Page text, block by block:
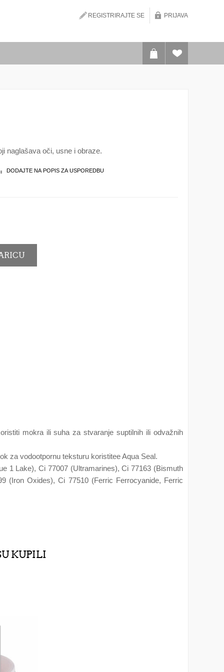
REGISTRIRAJTE SE PRIJAVA
naglašava oči, usne i obraze.
mokra ili suha za stvaranje suptilnih ili odvažnih
za vodootpornu teksturu koristitee Aqua Seal.
1 Lake), Ci 77007 (Ultramarines), Ci 77163 (Bismuth
(Iron Oxides), Ci 77510 (Ferric Ferrocyanide, Ferric
KUPILI